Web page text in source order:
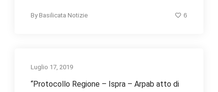
By Basilicata Notizie 6
Luglio 17, 2019
“Protocollo Regione – Ispra – Arpab atto di